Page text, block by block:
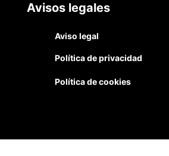
Avisos legales
Aviso legal
Política de privacidad
Política de cookies